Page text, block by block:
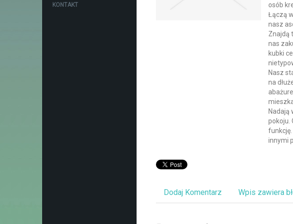
KONTAKT
osób
Łączą
nasz
Znajdą
nas
kubki
Nasz
na
Nadają
pokoju.
innymi
Dodaj Komentarz Wpis zawiera